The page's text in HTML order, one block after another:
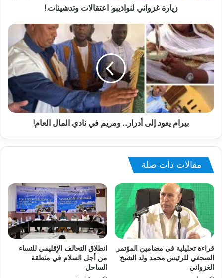
زيارة غزواني لنواذيبو: اعتقالات وتدشينات.!
بيرام يعود إلى أدرار... ومريم في نادي المال العام!
مقالات ذات صلة
قراءة تحليلية في مضامين المؤتمر
الصحفي للرئيس محمد ولد الشيخ
الغزواني
انطلاق التحالف الإقليمي للنساء
من أجل السلام في منطقة
الساحل